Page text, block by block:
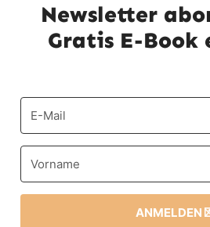
Newsletter
Gratis E-Book
ANMELDEN